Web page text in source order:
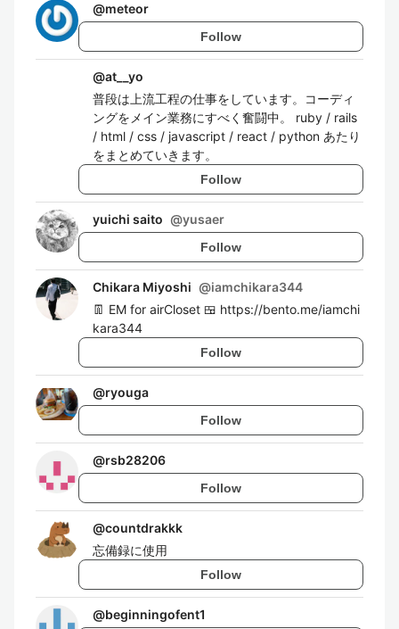
@meteor
Follow
@at__yo
普段は上流工程の仕事をしています。コーディ
ングをメイン業務にすべく奮闘中。 ruby / rails
/ html / css / javascript / react / python あたり
をまとめていきます。
Follow
yuichi saito @yusaer
Follow
Chikara Miyoshi @iamchikara344
👖 EM for airCloset 🍱 https://bento.me/iamchi
kara344
Follow
@ryouga
Follow
@rsb28206
Follow
@countdrakkk
忘備録に使用
Follow
@beginningofent1